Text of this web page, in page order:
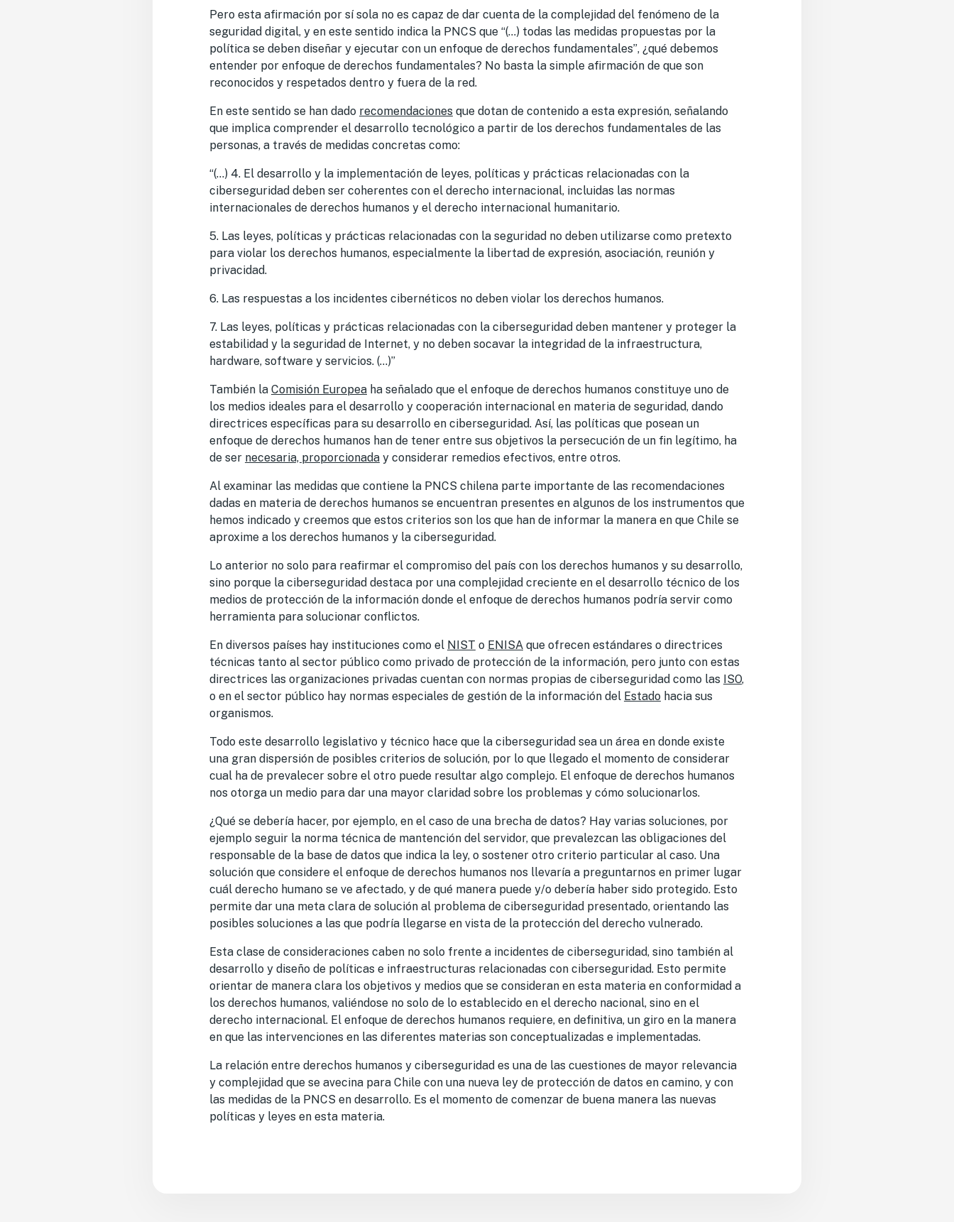
Pero esta afirmación por sí sola no es capaz de dar cuenta de la complejidad del fenómeno de la
seguridad digital, y en este sentido indica la PNCS que “(…) todas las medidas propuestas por la
política se deben diseñar y ejecutar con un enfoque de derechos fundamentales”, ¿qué debemos
entender por enfoque de derechos fundamentales? No basta la simple afirmación de que son
reconocidos y respetados dentro y fuera de la red.
En este sentido se han dado recomendaciones que dotan de contenido a esta expresión, señalando
que implica comprender el desarrollo tecnológico a partir de los derechos fundamentales de las
personas, a través de medidas concretas como:
“(…) 4. El desarrollo y la implementación de leyes, políticas y prácticas relacionadas con la
ciberseguridad deben ser coherentes con el derecho internacional, incluidas las normas
internacionales de derechos humanos y el derecho internacional humanitario.
5. Las leyes, políticas y prácticas relacionadas con la seguridad no deben utilizarse como pretexto
para violar los derechos humanos, especialmente la libertad de expresión, asociación, reunión y
privacidad.
6. Las respuestas a los incidentes cibernéticos no deben violar los derechos humanos.
7. Las leyes, políticas y prácticas relacionadas con la ciberseguridad deben mantener y proteger la
estabilidad y la seguridad de Internet, y no deben socavar la integridad de la infraestructura,
hardware, software y servicios. (…)”
También la Comisión Europea ha señalado que el enfoque de derechos humanos constituye uno de
los medios ideales para el desarrollo y cooperación internacional en materia de seguridad, dando
directrices específicas para su desarrollo en ciberseguridad. Así, las políticas que posean un
enfoque de derechos humanos han de tener entre sus objetivos la persecución de un fin legítimo, ha
de ser necesaria, proporcionada y considerar remedios efectivos, entre otros.
Al examinar las medidas que contiene la PNCS chilena parte importante de las recomendaciones
dadas en materia de derechos humanos se encuentran presentes en algunos de los instrumentos que
hemos indicado y creemos que estos criterios son los que han de informar la manera en que Chile se
aproxime a los derechos humanos y la ciberseguridad.
Lo anterior no solo para reafirmar el compromiso del país con los derechos humanos y su desarrollo,
sino porque la ciberseguridad destaca por una complejidad creciente en el desarrollo técnico de los
medios de protección de la información donde el enfoque de derechos humanos podría servir como
herramienta para solucionar conflictos.
En diversos países hay instituciones como el NIST o ENISA que ofrecen estándares o directrices
técnicas tanto al sector público como privado de protección de la información, pero junto con estas
directrices las organizaciones privadas cuentan con normas propias de ciberseguridad como las ISO,
o en el sector público hay normas especiales de gestión de la información del Estado hacia sus
organismos.
Todo este desarrollo legislativo y técnico hace que la ciberseguridad sea un área en donde existe
una gran dispersión de posibles criterios de solución, por lo que llegado el momento de considerar
cual ha de prevalecer sobre el otro puede resultar algo complejo. El enfoque de derechos humanos
nos otorga un medio para dar una mayor claridad sobre los problemas y cómo solucionarlos.
¿Qué se debería hacer, por ejemplo, en el caso de una brecha de datos? Hay varias soluciones, por
ejemplo seguir la norma técnica de mantención del servidor, que prevalezcan las obligaciones del
responsable de la base de datos que indica la ley, o sostener otro criterio particular al caso. Una
solución que considere el enfoque de derechos humanos nos llevaría a preguntarnos en primer lugar
cuál derecho humano se ve afectado, y de qué manera puede y/o debería haber sido protegido. Esto
permite dar una meta clara de solución al problema de ciberseguridad presentado, orientando las
posibles soluciones a las que podría llegarse en vista de la protección del derecho vulnerado.
Esta clase de consideraciones caben no solo frente a incidentes de ciberseguridad, sino también al
desarrollo y diseño de políticas e infraestructuras relacionadas con ciberseguridad. Esto permite
orientar de manera clara los objetivos y medios que se consideran en esta materia en conformidad a
los derechos humanos, valiéndose no solo de lo establecido en el derecho nacional, sino en el
derecho internacional. El enfoque de derechos humanos requiere, en definitiva, un giro en la manera
en que las intervenciones en las diferentes materias son conceptualizadas e implementadas.
La relación entre derechos humanos y ciberseguridad es una de las cuestiones de mayor relevancia
y complejidad que se avecina para Chile con una nueva ley de protección de datos en camino, y con
las medidas de la PNCS en desarrollo. Es el momento de comenzar de buena manera las nuevas
políticas y leyes en esta materia.